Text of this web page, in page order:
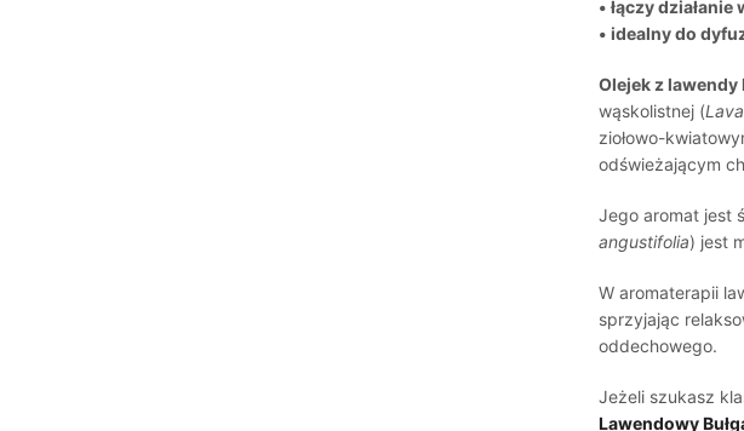
• łączy
• idealny do
Olejek z
wąskolistnej (
ziołowo-
odświeżającym
Jego aromat jest
angustifolia) jest
W aromaterapii
sprzyjając
oddechowego.
Jeżeli szukasz
Lawendowy